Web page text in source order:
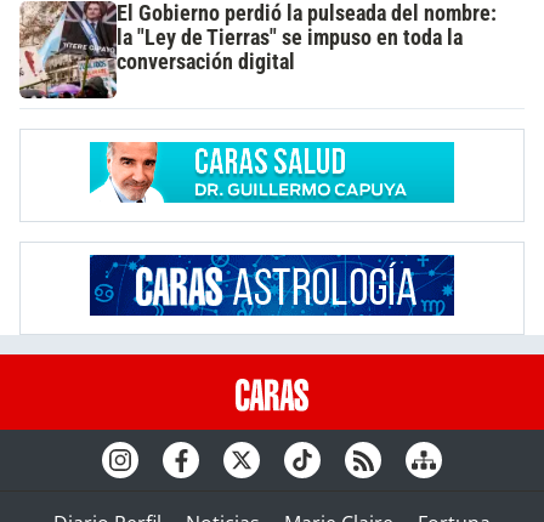
El Gobierno perdió la pulseada del nombre:
la "Ley de Tierras" se impuso en toda la
conversación digital